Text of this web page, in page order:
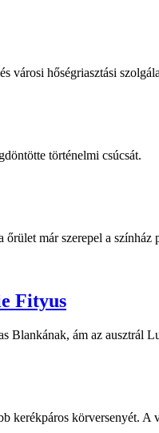
hőségriasztási
történelmi csúcsát.
már szerepel a
Fityus
Blankának, ám az ausztrál
kerékpáros körversenyét.